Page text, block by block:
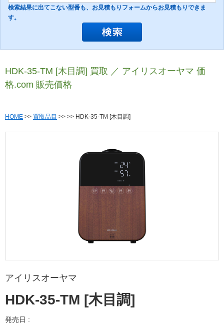
検索結果に出てこない型番も、お見積もりフォームからお見積もりできま
す。
HDK-35-TM [木目調] 買取 ／ アイリスオーヤマ 価
格.com 販売価格
HOME >> 買取品目 >> >> HDK-35-TM [木目調]
アイリスオーヤマ
HDK-35-TM [木目調]
発売日 :